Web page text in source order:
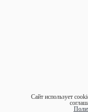
Сайт использует